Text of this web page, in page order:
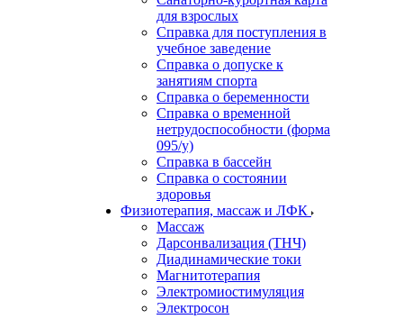
для взрослых
Справка для поступления в
учебное заведение
Справка о допуске к
занятиям спорта
Справка о беременности
Справка о временной
нетрудоспособности (форма
095/у)
Справка в бассейн
Справка о состоянии
здоровья
Физиотерапия, массаж и ЛФК
Массаж
Дарсонвализация (ТНЧ)
Диадинамические токи
Магнитотерапия
Электромиостимуляция
Электросон